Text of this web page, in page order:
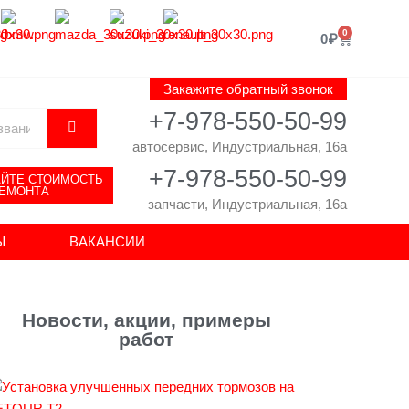
0₽ 0
Корзина
СТОИМОСТЬ
Закажите обратный звонок
+7-978-550-50-99
автосервис, Индустриальная, 16а
+7-978-550-50-99
запчасти, Индустриальная, 16а
ВАКАНСИИ
Новости, акции, примеры
работ